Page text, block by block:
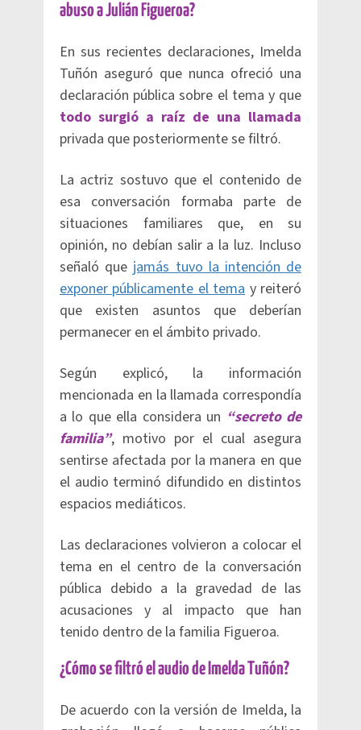
abuso a Julián Figueroa?
En sus recientes declaraciones, Imelda
Tuñón aseguró que nunca ofreció una
declaración pública sobre el tema y que
todo surgió a raíz de una llamada
privada que posteriormente se filtró.
La actriz sostuvo que el contenido de
esa conversación formaba parte de
situaciones familiares que, en su
opinión, no debían salir a la luz. Incluso
señaló que jamás tuvo la intención de
exponer públicamente el temay reiteró
que existen asuntos que deberían
permanecer en el ámbito privado.
Según explicó, la información
mencionada en la llamada correspondía
a lo que ella considera un “secreto de
familia”, motivo por el cual asegura
sentirse afectada por la manera en que
el audio terminó difundido en distintos
espacios mediáticos.
Las declaraciones volvieron a colocar el
tema en el centro de la conversación
pública debido a la gravedad de las
acusaciones y al impacto que han
tenido dentro de la familia Figueroa.
¿Cómo se filtró el audio de Imelda Tuñón?
De acuerdo con la versión de Imelda, la